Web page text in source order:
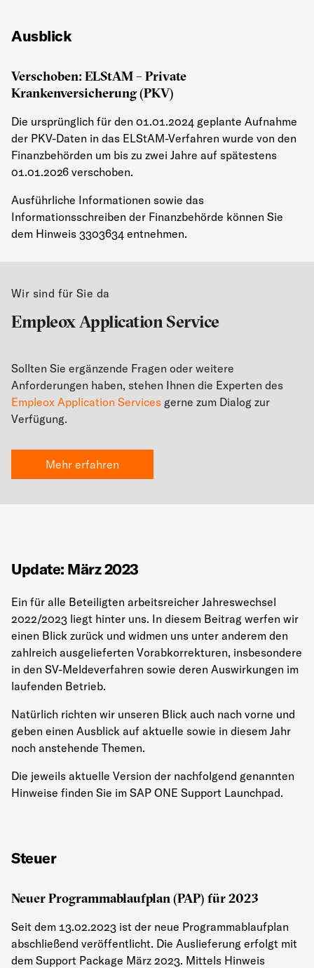
Ausblick
Verschoben: ELStAM – Private
Krankenversicherung (PKV)
Die ursprünglich für den 01.01.2024 geplante Aufnahme
der PKV-Daten in das ELStAM-Verfahren wurde von den
Finanzbehörden um bis zu zwei Jahre auf spätestens
01.01.2026 verschoben.
Ausführliche Informationen sowie das
Informationsschreiben der Finanzbehörde können Sie
dem Hinweis 3303634 entnehmen.
Wir sind für Sie da
Empleox Application Service
Sollten Sie ergänzende Fragen oder weitere
Anforderungen haben, stehen Ihnen die Experten des
Empleox Application Services gerne zum Dialog zur
Verfügung.
Mehr erfahren
Update: März 2023
Ein für alle Beteiligten arbeitsreicher Jahreswechsel
2022/2023 liegt hinter uns. In diesem Beitrag werfen wir
einen Blick zurück und widmen uns unter anderem den
zahlreich ausgelieferten Vorabkorrekturen, insbesondere
in den SV-Meldeverfahren sowie deren Auswirkungen im
laufenden Betrieb.
Natürlich richten wir unseren Blick auch nach vorne und
geben einen Ausblick auf aktuelle sowie in diesem Jahr
noch anstehende Themen.
Die jeweils aktuelle Version der nachfolgend genannten
Hinweise finden Sie im SAP ONE Support Launchpad.
Steuer
Neuer Programmablaufplan (PAP) für 2023
Seit dem 13.02.2023 ist der neue Programmablaufplan
abschließend veröffentlicht. Die Auslieferung erfolgt mit
dem Support Package März 2023. Mittels Hinweis